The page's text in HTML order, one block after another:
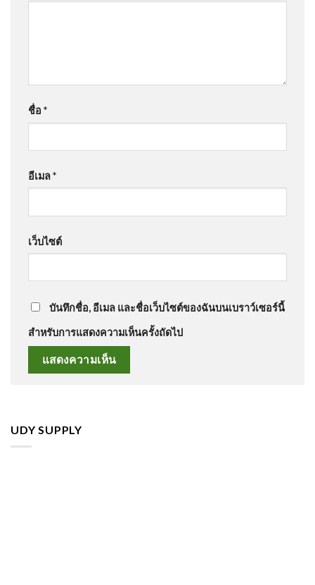
ชื่อ *
อีเมล*
เว็บไซต์
บันทึกชื่อ, อีเมล และชื่อเว็บไซต์ของฉันบนเบราว์เซอร์นี้
สำหรับการแสดงความเห็นครั้งถัดไป
UDY SUPPLY